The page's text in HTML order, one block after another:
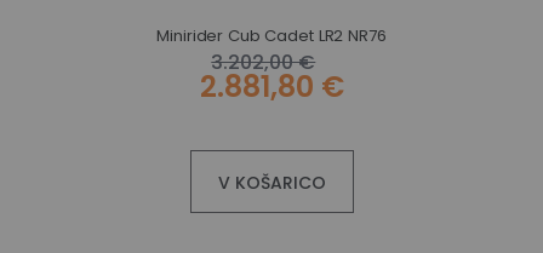
Minirider Cub Cadet LR2 NR76
3.202,00 €
2.881,80 €
V KOŠARICO